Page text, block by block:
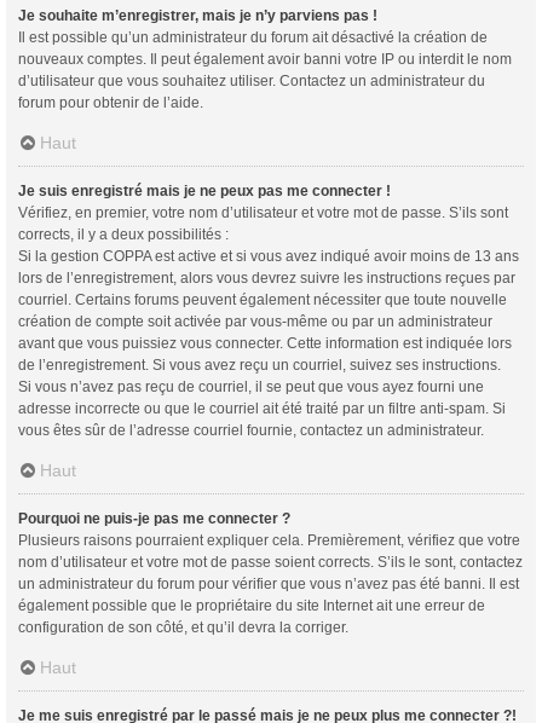
Je souhaite m’enregistrer, mais je n’y parviens pas !
Il est possible qu’un administrateur du forum ait désactivé la création de
nouveaux comptes. Il peut également avoir banni votre IP ou interdit le nom
d’utilisateur que vous souhaitez utiliser. Contactez un administrateur du
forum pour obtenir de l’aide.
Haut
Je suis enregistré mais je ne peux pas me connecter !
Vérifiez, en premier, votre nom d’utilisateur et votre mot de passe. S’ils sont
corrects, il y a deux possibilités :
Si la gestion COPPA est active et si vous avez indiqué avoir moins de 13 ans
lors de l’enregistrement, alors vous devrez suivre les instructions reçues par
courriel. Certains forums peuvent également nécessiter que toute nouvelle
création de compte soit activée par vous-même ou par un administrateur
avant que vous puissiez vous connecter. Cette information est indiquée lors
de l’enregistrement. Si vous avez reçu un courriel, suivez ses instructions.
Si vous n’avez pas reçu de courriel, il se peut que vous ayez fourni une
adresse incorrecte ou que le courriel ait été traité par un filtre anti-spam. Si
vous êtes sûr de l’adresse courriel fournie, contactez un administrateur.
Haut
Pourquoi ne puis-je pas me connecter ?
Plusieurs raisons pourraient expliquer cela. Premièrement, vérifiez que votre
nom d’utilisateur et votre mot de passe soient corrects. S’ils le sont, contactez
un administrateur du forum pour vérifier que vous n’avez pas été banni. Il est
également possible que le propriétaire du site Internet ait une erreur de
configuration de son côté, et qu’il devra la corriger.
Haut
Je me suis enregistré par le passé mais je ne peux plus me connecter ?!